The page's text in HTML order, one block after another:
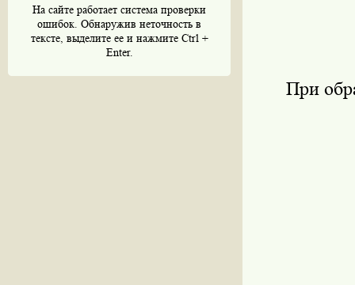
На сайте работает система проверки
ошибок. Обнаружив неточность в
тексте, выделите ее и нажмите Ctrl +
Enter.
При